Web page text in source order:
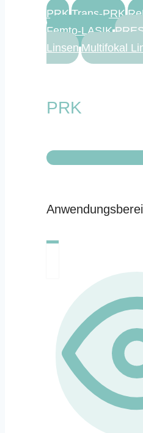
PRK Trans-PRK
Femto-LASIK
Linsen Multifokal
PRK